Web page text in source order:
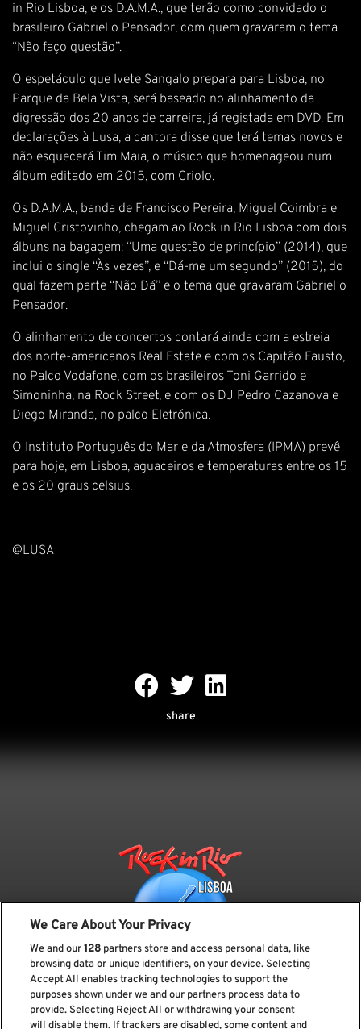
in Rio Lisboa, e os D.A.M.A., que terão como convidado o
brasileiro Gabriel o Pensador, com quem gravaram o tema
“Não faço questão”.
O espetáculo que Ivete Sangalo prepara para Lisboa, no
Parque da Bela Vista, será baseado no alinhamento da
digressão dos 20 anos de carreira, já registada em DVD. Em
declarações à Lusa, a cantora disse que terá temas novos e
não esquecerá Tim Maia, o músico que homenageou num
álbum editado em 2015, com Criolo.
Os D.A.M.A., banda de Francisco Pereira, Miguel Coimbra e
Miguel Cristovinho, chegam ao Rock in Rio Lisboa com dois
álbuns na bagagem: “Uma questão de princípio” (2014), que
inclui o single “Às vezes”, e “Dá-me um segundo” (2015), do
qual fazem parte “Não Dá” e o tema que gravaram Gabriel o
Pensador.
O alinhamento de concertos contará ainda com a estreia
dos norte-americanos Real Estate e com os Capitão Fausto,
no Palco Vodafone, com os brasileiros Toni Garrido e
Simoninha, na Rock Street, e com os DJ Pedro Cazanova e
Diego Miranda, no palco Eletrónica.
O Instituto Português do Mar e da Atmosfera (IPMA) prevê
para hoje, em Lisboa, aguaceiros e temperaturas entre os 15
e os 20 graus celsius.
@LUSA
share
Subscreve a nossa newsletter
We Care About Your Privacy
We and our128 partners store and access personal data, like
browsing data or unique identifiers, on your device. Selecting
Accept All enables tracking technologies to support the
purposes shown under we and our partners process data to
provide. Selecting Reject All or withdrawing your consent
will disable them. If trackers are disabled, some content and